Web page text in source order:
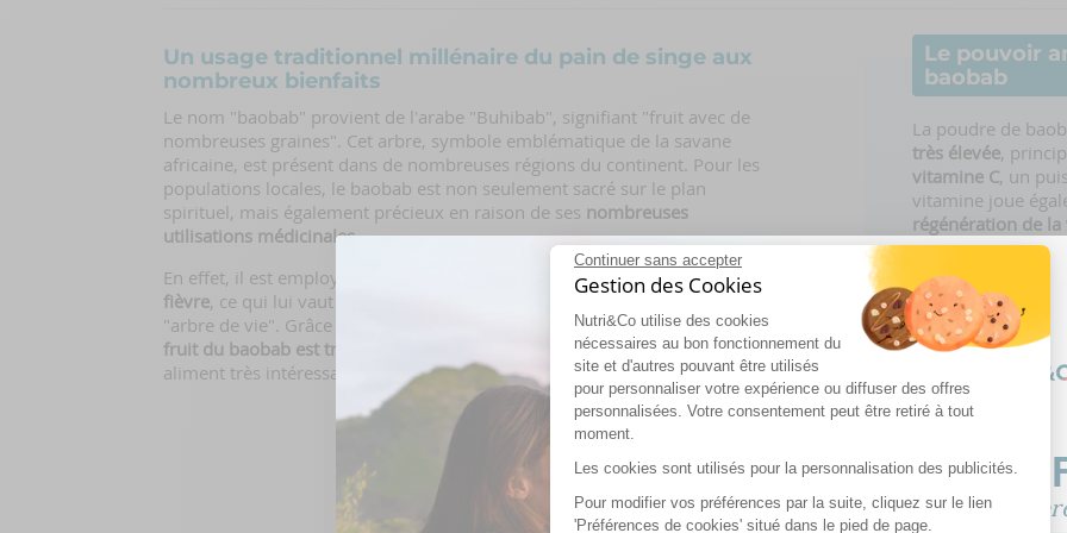
Continuer sans accepter
Gestion des Cookies
Nutri&Co utilise des cookies
nécessaires au bon fonctionnement du
site et d'autres pouvant être utilisés
pour personnaliser votre expérience ou diffuser des offres
personnalisées. Votre consentement peut être retiré à tout
moment.
Les cookies sont utilisés pour la personnalisation des publicités.
Pour modifier vos préférences par la suite, cliquez sur le lien
'Préférences de cookies' situé dans le pied de page.
Un usage traditionnel millénaire du pain de singe aux
nombreux bienfaits
Le nom "baobab" provient de l'arabe "Buhibab", signifiant "fruit avec de
nombreuses graines". Cet arbre, symbole emblématique de la savane
africaine, est présent dans de nombreuses régions du continent. Pour les
populations locales, le baobab est non seulement sacré sur le plan
spirituel, mais également précieux en raison de ses nombreuses
utilisations médicinales.
En effet, il est employé pour
traiter divers maux comme la diarrhée et la
fièvre, ce qui lui vaut les surnoms d'arbre pharmacie", "arbre magique" ou
"arbre de vie". Grâce à sa haute teneur en fibres, minéraux et vitamines,le
fruit du baobab est transformé en poudre, le pain de singe,et constitue un
aliment très intéressant à intégrer au sein de l’alimentation.
Le pouvoir
baobab
La poudre de
très élevée,
vitamine C, un
vitamine joue
régénération de la
propriétés
Un des
antioxydants
Par conséquent,
Absorbance
capacité d’un
la poudre de
.
nombreux
antioxydantes,
d'environ 1 500
-10%
Sur votre